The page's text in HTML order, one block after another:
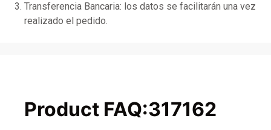
Transferencia Bancaria: los datos se facilitarán una vez
realizado el pedido.
Product FAQ:317162